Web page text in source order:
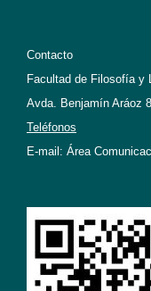
Contacto
Facultad de Filosofía y
Avda. Benjamín Aráoz
Teléfonos
E-mail: Área